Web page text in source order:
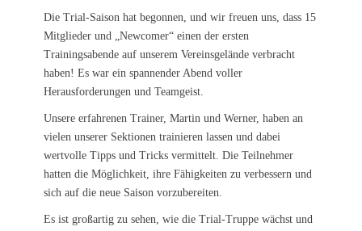
Die Trial-Saison hat begonnen, und wir freuen uns, dass 15
Mitglieder und „Newcomer“ einen der ersten
Trainingsabende auf unserem Vereinsgelände verbracht
haben! Es war ein spannender Abend voller
Herausforderungen und Teamgeist.
Unsere erfahrenen Trainer, Martin und Werner, haben an
vielen unserer Sektionen trainieren lassen und dabei
wertvolle Tipps und Tricks vermittelt. Die Teilnehmer
hatten die Möglichkeit, ihre Fähigkeiten zu verbessern und
sich auf die neue Saison vorzubereiten.
Es ist großartig zu sehen, wie die Trial-Truppe wächst und